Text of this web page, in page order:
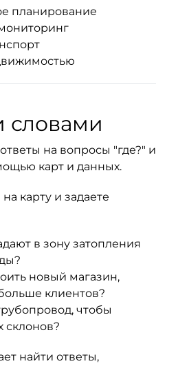
планирование
словами
на вопросы "где?" и
карт и данных.
карту и задаете
в зону затопления
новый магазин,
клиентов?
чтобы
склонов?
найти ответы,